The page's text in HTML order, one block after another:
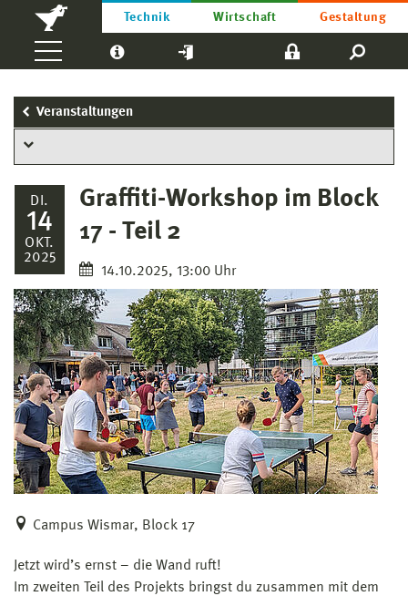
Technik Wirtschaft Gestaltung
Veranstaltungen
DI.
14
OKT.
2025
Graffiti-Workshop im Block
17 - Teil 2
14.10.2025, 13:00 Uhr
Campus Wismar, Block 17
Jetzt wird’s ernst – die Wand ruft!
Im zweiten Teil des Projekts bringst du zusammen mit dem